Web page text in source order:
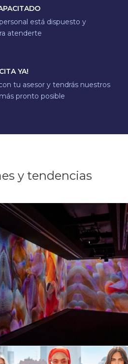
está dispuesto y
atenderte
YA!
tu asesor y tendrás nuestros
pronto posible
y tendencias